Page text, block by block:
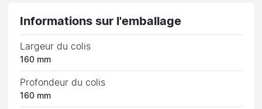
Informations sur l'emballage
Largeur du colis
160 mm
Profondeur du colis
160 mm